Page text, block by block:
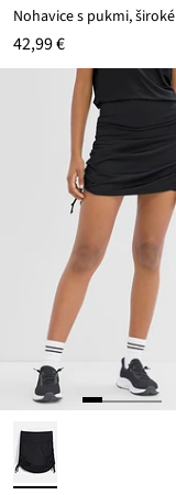
Nohavice s pukmi, široké
42,99 €